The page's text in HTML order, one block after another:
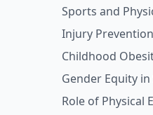
Sports and
Injury
Childhood
Gender Equity
Role of Physical